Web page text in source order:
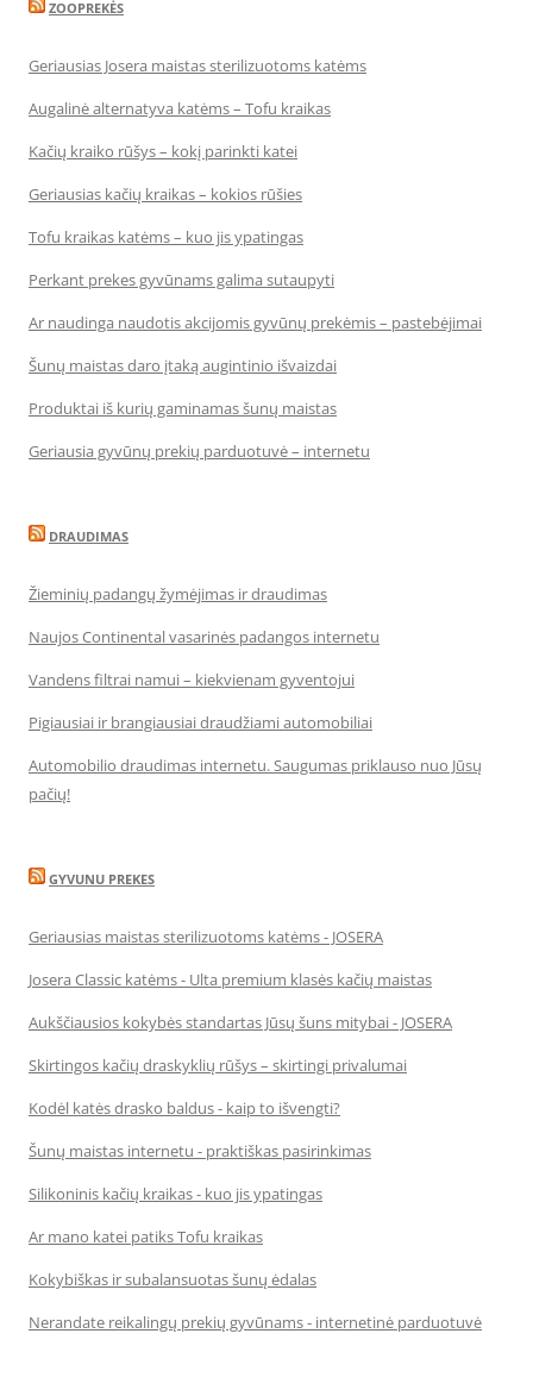
ZOOPREKĖS
Geriausias Josera maistas sterilizuotoms katėms
Augalinė alternatyva katėms – Tofu kraikas
Kačių kraiko rūšys – kokį parinkti katei
Geriausias kačių kraikas – kokios rūšies
Tofu kraikas katėms – kuo jis ypatingas
Perkant prekes gyvūnams galima sutaupyti
Ar naudinga naudotis akcijomis gyvūnų prekėmis – pastebėjimai
Šunų maistas daro įtaką augintinio išvaizdai
Produktai iš kurių gaminamas šunų maistas
Geriausia gyvūnų prekių parduotuvė – internetu
DRAUDIMAS
Žieminių padangų žymėjimas ir draudimas
Naujos Continental vasarinės padangos internetu
Vandens filtrai namui – kiekvienam gyventojui
Pigiausiai ir brangiausiai draudžiami automobiliai
Automobilio draudimas internetu. Saugumas priklauso nuo Jūsų
pačių!
GYVUNU PREKES
Geriausias maistas sterilizuotoms katėms - JOSERA
Josera Classic katėms - Ulta premium klasės kačių maistas
Aukščiausios kokybės standartas Jūsų šuns mitybai - JOSERA
Skirtingos kačių draskyklių rūšys – skirtingi privalumai
Kodėl katės drasko baldus - kaip to išvengti?
Šunų maistas internetu - praktiškas pasirinkimas
Silikoninis kačių kraikas - kuo jis ypatingas
Ar mano katei patiks Tofu kraikas
Kokybiškas ir subalansuotas šunų ėdalas
Nerandate reikalingų prekių gyvūnams - internetinė parduotuvė